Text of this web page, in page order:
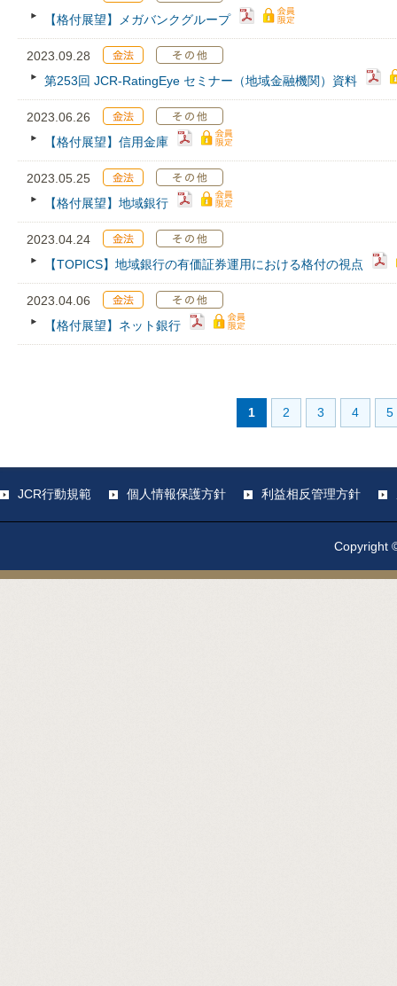
【格付展望】メガバンクグループ
2023.09.28
第253回 JCR‐RatingEye セミナー（地域金融機関）資料
2023.06.26
【格付展望】信用金庫
2023.05.25
【格付展望】地域銀行
2023.04.24
【TOPICS】地域銀行の有価証券運用における格付の視点
2023.04.06
【格付展望】ネット銀行
1 2 3 4 5
JCR行動規範 個人情報保護方針 利益相反管理方針
Copyright